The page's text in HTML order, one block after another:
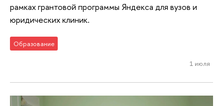
рамках грантовой программы Яндекса для вузов и
юридических клиник.
Образование
1 июля